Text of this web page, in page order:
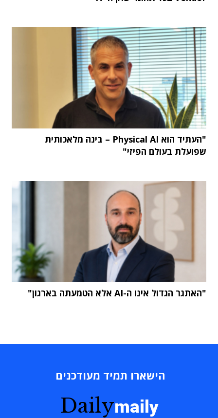
"העתיד הוא Physical AI – בינה מלאכותית
שפועלת בעולם הפיזי"
"האתגר הגדול אינו ה-AI אלא הטמעתה בארגון"
הישארו תמיד מעודכנים
Dailymaily